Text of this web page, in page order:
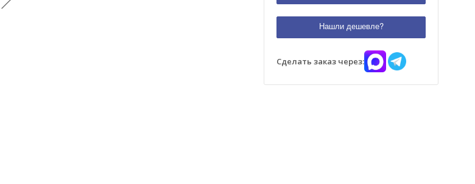
Нашли дешевле?
Сделать заказ через: